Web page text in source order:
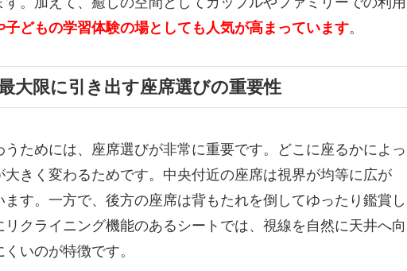
子どもの学習体験の場としても人気が高まっています。
大限に引き出す座席選びの重要性
ためには、座席選びが非常に重要です。どこに座るかによっ
きく変わるためです。中央付近の座席は視界が均等に広が
す。一方で、後方の座席は背もたれを倒してゆったり鑑賞し
クライニング機能のあるシートでは、視線を自然に天井へ向
いのが特徴です。